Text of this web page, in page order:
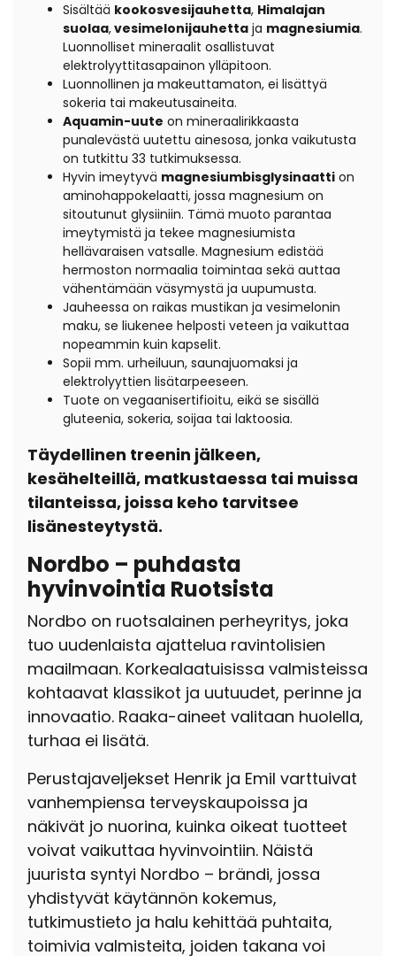
Sisältää kookosvesijauhetta, Himalajan
suolaa,vesimelonijauhetta ja magnesiumia.
Luonnolliset mineraalit osallistuvat
elektrolyyttitasapainon ylläpitoon.
Luonnollinen ja makeuttamaton, ei lisättyä
sokeria tai makeutusaineita.
Aquamin-uute on mineraalirikkaasta
punalevästä uutettu ainesosa, jonka vaikutusta
on tutkittu 33 tutkimuksessa.
Hyvin imeytyvä magnesiumbisglysinaatti on
aminohappokelaatti, jossa magnesium on
sitoutunut glysiiniin. Tämä muoto parantaa
imeytymistä ja tekee magnesiumista
hellävaraisen vatsalle. Magnesium edistää
hermoston normaalia toimintaa sekä auttaa
vähentämään väsymystä ja uupumusta.
Jauheessa on raikas mustikan ja vesimelonin
maku, se liukenee helposti veteen ja vaikuttaa
nopeammin kuin kapselit.
Sopii mm. urheiluun, saunajuomaksi ja
elektrolyyttien lisätarpeeseen.
Tuote on vegaanisertifioitu, eikä se sisällä
gluteenia, sokeria, soijaa tai laktoosia.
Täydellinen treenin jälkeen,
kesähelteillä, matkustaessa tai muissa
tilanteissa, joissa keho tarvitsee
lisänesteytystä.
Nordbo – puhdasta
hyvinvointia Ruotsista
Nordbo on ruotsalainen perheyritys, joka
tuo uudenlaista ajattelua ravintolisien
maailmaan. Korkealaatuisissa valmisteissa
kohtaavat klassikot ja uutuudet, perinne ja
innovaatio. Raaka-aineet valitaan huolella,
turhaa ei lisätä.
Perustajaveljekset Henrik ja Emil varttuivat
vanhempiensa terveyskaupoissa ja
näkivät jo nuorina, kuinka oikeat tuotteet
voivat vaikuttaa hyvinvointiin. Näistä
juurista syntyi Nordbo – brändi, jossa
yhdistyvät käytännön kokemus,
tutkimustieto ja halu kehittää puhtaita,
toimivia valmisteita, joiden takana voi